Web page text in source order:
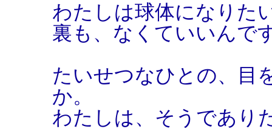
わたしは球体になりた
裏も、なくていいんで
たいせつなひとの、目
か。
わたしは、そうであり